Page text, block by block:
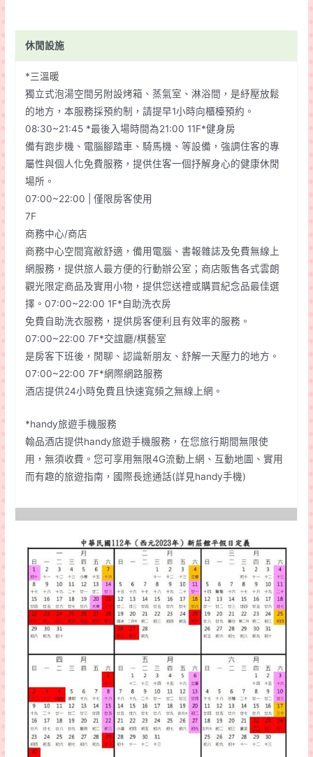
休閒設施
*三溫暖
獨立式泡湯空間另附設烤箱、蒸氣室、淋浴間，是紓壓放鬆
的地方，本服務採預約制，請提早1小時向櫃檯預約。
08:30~21:45 *最後入場時間為21:00 11F*健身房
備有跑步機、電腦腳踏車、騎馬機、等設備，強調住客的專
屬性與個人化免費服務，提供住客一個抒解身心的健康休閒
場所。
07:00~22:00 | 僅限房客使用
7F
商務中心/商店
商務中心空間寬敝舒適，備用電腦、書報雜誌及免費無線上
網服務，提供旅人最方便的行動辦公室；商店販售各式雲朗
觀光限定商品及實用小物，提供您送禮或購買紀念品最佳選
擇。07:00~22:00 1F*自助洗衣房
免費自助洗衣服務，提供房客便利且有效率的服務。
07:00~22:00 7F*交誼廳/棋藝室
是房客下班後，閒聊、認識新朋友、舒解一天壓力的地方。
07:00~22:00 7F*網際網路服務
酒店提供24小時免費且快速寬頻之無線上網。
*handy旅遊手機服務
翰品酒店提供handy旅遊手機服務，在您旅行期間無限使
用，無須收費。您可享用無限4G流動上網、互動地圖、實用
而有趣的旅遊指南，國際長途通話(詳見handy手機)